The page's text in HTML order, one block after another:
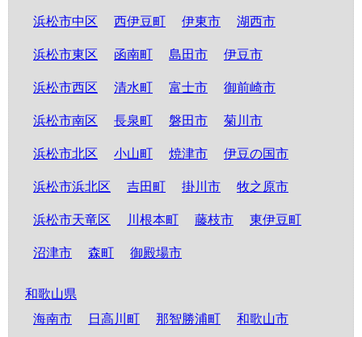
浜松市中区 西伊豆町 伊東市 湖西市
浜松市東区 函南町 島田市 伊豆市
浜松市西区 清水町 富士市 御前崎市
浜松市南区 長泉町 磐田市 菊川市
浜松市北区 小山町 焼津市 伊豆の国市
浜松市浜北区 吉田町 掛川市 牧之原市
浜松市天竜区 川根本町 藤枝市 東伊豆町
沼津市 森町 御殿場市
和歌山県
海南市
日高川町 那智勝浦町 和歌山市